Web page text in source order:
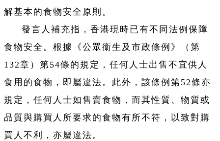
解基本的食物安全原則。
發言人補充指，香港現時已有不同法例保障
食物安全。根據《公眾衞生及市政條例》（第
132章）第54條的規定，任何人士出售不宜供人
食用的食物，即屬違法。此外，該條例第52條亦
規定，任何人士如售賣食物，而其性質、物質或
品質與購買人所要求的食物有所不符，以致對購
買人不利，亦屬違法。